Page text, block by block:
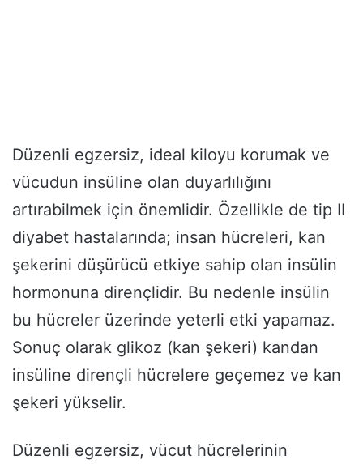
Düzenli egzersiz, ideal kiloyu korumak ve
vücudun insüline olan duyarlılığını
artırabilmek için önemlidir. Özellikle de tip II
diyabet hastalarında; insan hücreleri, kan
şekerini düşürücü etkiye sahip olan insülin
hormonuna dirençlidir. Bu nedenle insülin
bu hücreler üzerinde yeterli etki yapamaz.
Sonuç olarak glikoz (kan şekeri) kandan
insüline dirençli hücrelere geçemez ve kan
şekeri yükselir.
Düzenli egzersiz, vücut hücrelerinin